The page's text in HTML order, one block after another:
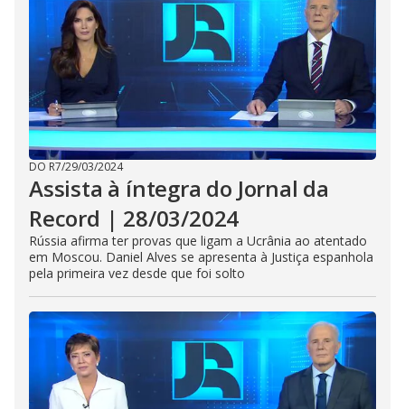
DO R7/29/03/2024
Assista à íntegra do Jornal da
Record | 28/03/2024
Rússia afirma ter provas que ligam a Ucrânia ao atentado
em Moscou. Daniel Alves se apresenta à Justiça espanhola
pela primeira vez desde que foi solto